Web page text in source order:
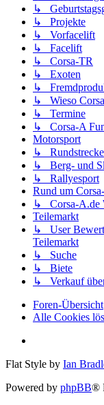
↳
↳ Projekte
↳ Vorfacelift
↳ Facelift
↳ Corsa-TR
↳ Exoten
↳
↳ Wieso
↳ Termine
↳ Corsa-A
Motorsport
↳ Rundstrecke
↳ Berg- und
↳ Rallyesport
Rund um
↳ Corsa-A.de
Teilemarkt
↳ User
Teilemarkt
↳ Suche
↳ Biete
↳ Verkauf
Foren-Übersicht
Alle Cookies
Flat Style by Ian
Powered by phpBB®